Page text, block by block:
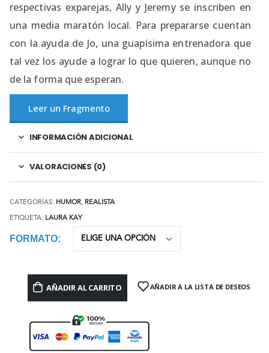
respectivas exparejas, Ally y Jeremy se inscriben en
una media maratón local. Para prepararse cuentan
con la ayuda de Jo, una guapísima entrenadora que
tal vez los ayude a lograr lo que quieren, aunque no
de la forma que esperan.
Leer un Fragmento
INFORMACIÓN ADICIONAL
VALORACIONES (0)
CATEGORÍAS: HUMOR, REALISTA
ETIQUETA: LAURA KAY
FORMATO
AÑADIR AL CARRITO AÑADIR A LA LISTA DE DESEOS